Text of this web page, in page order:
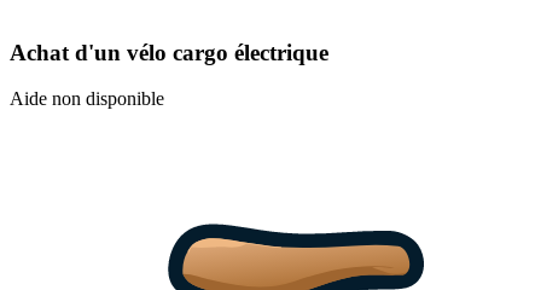
Achat d'un vélo cargo électrique
Aide non disponible